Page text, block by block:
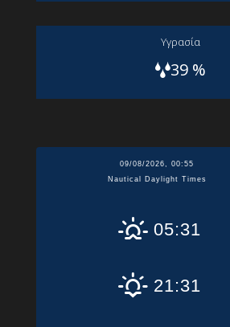
Yγρασία
39 %
09/08/2026, 00:55
Nautical Daylight Times
05:31
21:31